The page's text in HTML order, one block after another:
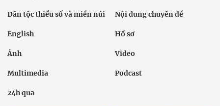
Dân tộc thiểu số và miền núi Nội dung chuyên đề
English Hồ sơ
Ảnh Video
Multimedia Podcast
24h qua